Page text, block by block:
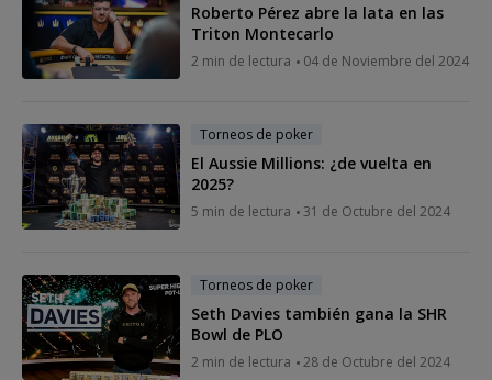
Roberto Pérez abre la lata en las
Triton Montecarlo
2 min de lectura 04 de Noviembre del 2024
Torneos de poker
El Aussie Millions: ¿de vuelta en
2025?
5 min de lectura 31 de Octubre del 2024
Torneos de poker
Seth Davies también gana la SHR
Bowl de PLO
2 min de lectura 28 de Octubre del 2024